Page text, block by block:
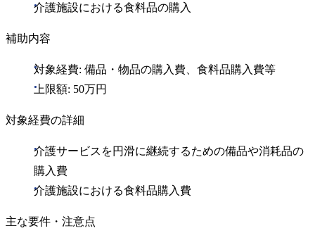
介護施設における食料品の購入
補助内容
対象経費: 備品・物品の購入費、食料品購入費等
上限額: 50万円
対象経費の詳細
介護サービスを円滑に継続するための備品や消耗品の
購入費
介護施設における食料品購入費
主な要件・注意点